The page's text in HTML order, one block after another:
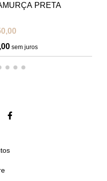
PRETA
sem juros